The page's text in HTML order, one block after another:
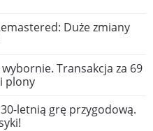
Duże zmiany
Transakcja za 69
plony
letnią grę przygodową.